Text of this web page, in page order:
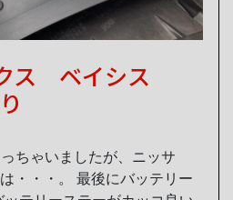
ス ベイシス
ちゃいましたが、ニッサ
・・・。 最後にバッテリー